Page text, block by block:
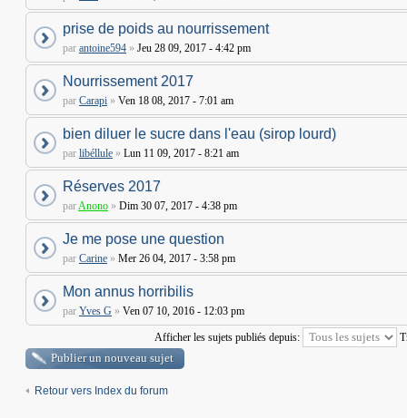
prise de poids au nourrissement
par antoine594 » Jeu 28 09, 2017 - 4:42 pm
Nourrissement 2017
par Carapi » Ven 18 08, 2017 - 7:01 am
bien diluer le sucre dans l'eau (sirop lourd)
par libéllule » Lun 11 09, 2017 - 8:21 am
Réserves 2017
parAnono » Dim 30 07, 2017 - 4:38 pm
Je me pose une question
par Carine » Mer 26 04, 2017 - 3:58 pm
Mon annus horribilis
par Yves G » Ven 07 10, 2016 - 12:03 pm
Afficher les sujets publiés depuis:
Publier un nouveau sujet
Retour vers Index du forum